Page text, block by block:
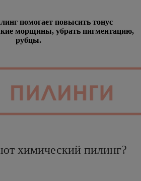
помогает повысить тонус
морщины, убрать пигментацию,
рубцы.
химический пилинг?